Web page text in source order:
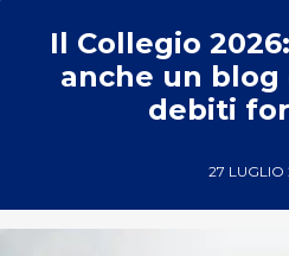
Il Collegio
anche un blog
debiti
27 LUGLIO